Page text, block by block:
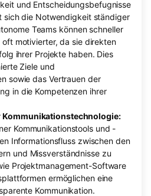
und Entscheidungsbefugnisse
sich die Notwendigkeit ständiger
Teams können schneller
oft motivierter, da sie direkten
ihrer Projekte haben. Dies
Ziele und
sowie das Vertrauen der
in die Kompetenzen ihrer
Kommunikationstechnologie:
Kommunikationstools und -
Informationsfluss zwischen den
und Missverständnisse zu
Projektmanagement-Software
ermöglichen eine
Kommunikation.